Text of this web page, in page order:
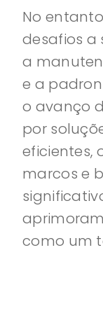
No
desafios a
a
e a
o avanço
por
eficientes,
marcos e
como um